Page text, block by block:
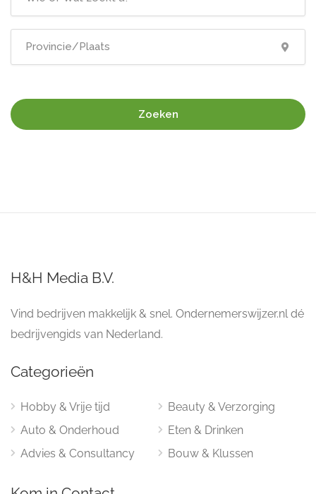
Zoeken
H&H Media B.V.
Vind bedrijven makkelijk & snel. Ondernemerswijzer.nl dé
bedrijvengids van Nederland.
Categorieën
Hobby & Vrije tijd
Auto & Onderhoud
Advies & Consultancy
Beauty & Verzorging
Eten & Drinken
Bouw & Klussen